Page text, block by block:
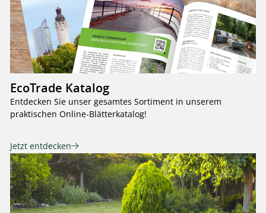
EcoTrade Katalog
Entdecken Sie unser gesamtes Sortiment in unserem
praktischen Online-Blätterkatalog!
Jetzt entdecken